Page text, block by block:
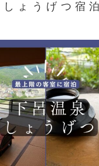
ょうげつ宿